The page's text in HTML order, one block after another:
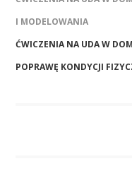
I MODELOWANIA
ĆWICZENIA NA UDA W
POPRAWĘ KONDYCJI